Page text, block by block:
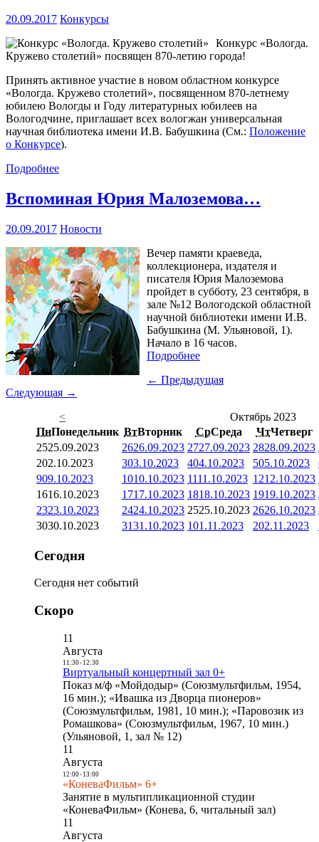
20.09.2017 Конкурсы
Конкурс «Вологда.
Кружево столетий» посвящен 870-летию города!
Принять активное участие в новом областном конкурсе
«Вологда. Кружево столетий», посвященном 870-летнему
юбилею Вологды и Году литературных юбилеев на
Вологодчине, приглашает всех вологжан универсальная
научная библиотека имени И.В. Бабушкина (См.: Положение
о Конкурсе).
Подробнее
Вспоминая Юрия Малоземова…
20.09.2017 Новости
Вечер памяти краеведа,
коллекционера, издателя и
писателя Юрия Малоземова
пройдет в субботу, 23 сентября, в
зале №12 Вологодской областной
научной библиотеки имени И.В.
Бабушкина (М. Ульяновой, 1).
Начало в 16 часов.
Подробнее
← Предыдущая
Следующая →
<
Октябрь 2023
ПнПонедельник ВтВторник СрСреда ЧтЧетверг
2525.09.2023 2626.09.2023 2727.09.2023 2828.09.2023
202.10.2023 303.10.2023 404.10.2023 505.10.2023
909.10.2023 1010.10.2023 1111.10.2023 1212.10.2023
1616.10.2023 1717.10.2023 1818.10.2023 1919.10.2023
2323.10.2023 2424.10.2023 2525.10.2023 2626.10.2023
3030.10.2023 3131.10.2023 101.11.2023 202.11.2023
Сегодня
Сегодня нет событий
Скоро
11
Августа
11:30- 12:30
Виртуальный концертный зал 0+
Показ м/ф «Мойдодыр» (Союзмультфильм, 1954,
16 мин.); «Ивашка из Дворца пионеров»
(Союзмультфильм, 1981, 10 мин.); «Паровозик из
Ромашкова» (Союзмультфильм, 1967, 10 мин.)
(Ульяновой, 1, зал № 12)
11
Августа
12:00- 13:00
«КоневаФильм» 6+
Занятие в мультипликационной студии
«КоневаФильм» (Конева, 6, читальный зал)
11
Августа